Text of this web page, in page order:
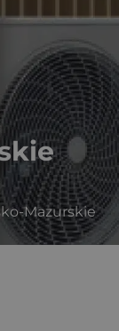
Mazurskie